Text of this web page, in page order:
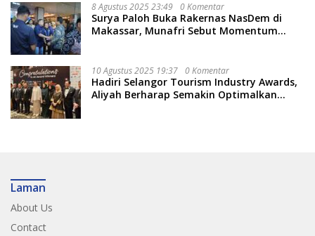
8 Agustus 2025 23:49 0 Komentar
Surya Paloh Buka Rakernas NasDem di
Makassar, Munafri Sebut Momentum
10 Agustus 2025 19:37 0 Komentar
Hadiri Selangor Tourism Industry Awards,
Aliyah Berharap Semakin Optimalkan
Laman
About Us
Contact